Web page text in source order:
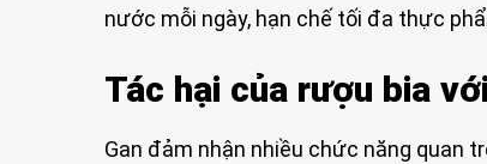
nước mỗi ngày, hạn chế tối đa thực
Tác hại của rượu bia
Gan đảm nhận nhiều chức năng quan